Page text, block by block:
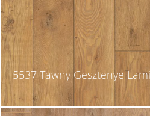
5537 Tawny Gesztenye